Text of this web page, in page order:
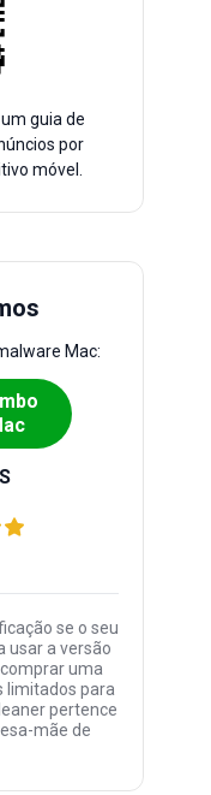
guia de
por
móvel.
Mac:
se o seu
usar a versão
uma
limitados para
pertence
mãe de